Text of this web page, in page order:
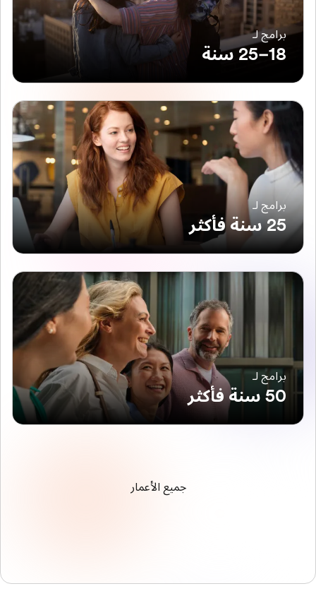
برامج لـ
18–25 سنة
برامج لـ
25 سنة فأكثر
برامج لـ
50 سنة فأكثر
جميع الأعمار